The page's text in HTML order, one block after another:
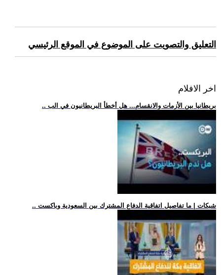
التعليق والتصويت على الموضوع في الموقع الرئيسي
اخر الافلام
.. بريطانيا بين الأزمات والانقسام... هل أخطأ البريطانيون في الب
.. شبكات | ما تفاصيل اتفاقية الدفاع المشترك بين السعودية وباكست